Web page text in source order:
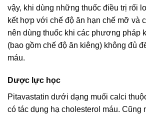
vậy, khi dùng những thuốc điều trị rối
kết hợp với chế độ ăn hạn chế mỡ và
nên dùng thuốc khi các phương pháp
(bao gồm chế độ ăn kiêng) không đủ
máu.
Dược lực học
Pitavastatin dưới dạng muối calci
có tác dụng hạ cholesterol máu. Cũng